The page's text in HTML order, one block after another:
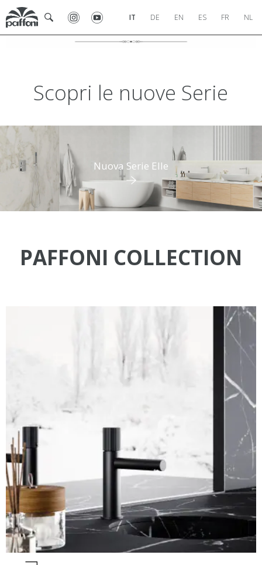
IT DE EN ES FR NL
Scopri le nuove Serie
Nuova Serie Elle
PAFFONI COLLECTION